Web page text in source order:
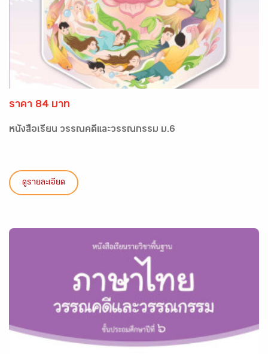
ราคา 84 บาท
หนังสือเรียน วรรณคดีและวรรณกรรม ม.6
ดูรายละเอียด